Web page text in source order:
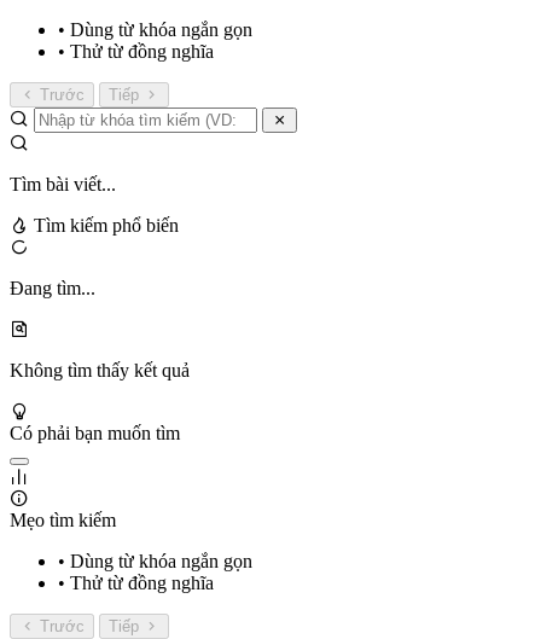
• Dùng từ khóa ngắn gọn
• Thử từ đồng nghĩa
Trước Tiếp
Tìm bài viết...
Tìm kiếm phổ biến
Đang tìm...
Không tìm thấy kết quả
Có phải bạn muốn tìm
Mẹo tìm kiếm
• Dùng từ khóa ngắn gọn
• Thử từ đồng nghĩa
Trước Tiếp